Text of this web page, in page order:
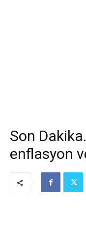
Son
enflasyon